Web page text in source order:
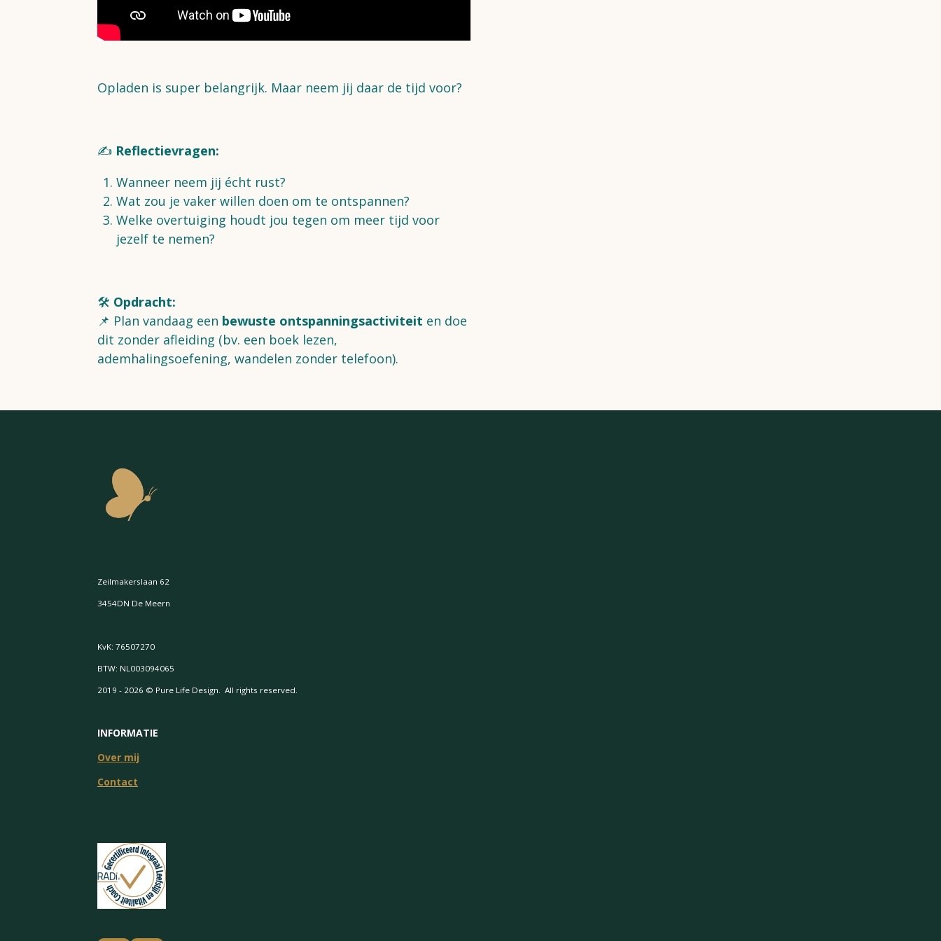
Opladen is super belangrijk. Maar neem jij daar de tijd voor?
✍️ Reflectievragen:
Wanneer neem jij écht rust?
Wat zou je vaker willen doen om te ontspannen?
Welke overtuiging houdt jou tegen om meer tijd voor
jezelf te nemen?
🛠 Opdracht:
📌 Plan vandaag een bewuste ontspanningsactiviteit en doe
dit zonder afleiding (bv. een boek lezen,
ademhalingsoefening, wandelen zonder telefoon).
Zeilmakerslaan 62
3454DN De Meern
KvK: 76507270
BTW: NL003094065
2019 - 2026 © Pure Life Design. All rights reserved.
INFORMATIE
Over mij
Contact